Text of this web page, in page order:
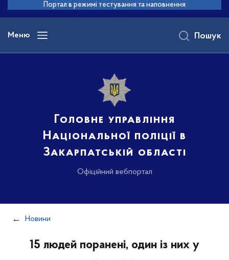
основного
вмісту
Портал в режимі тестування та наповнення
Меню
Головне управління
Національної поліції в
Закарпатській області
Офіційний вебпортал
Пошук
Новини
15 людей поранені, один із них у